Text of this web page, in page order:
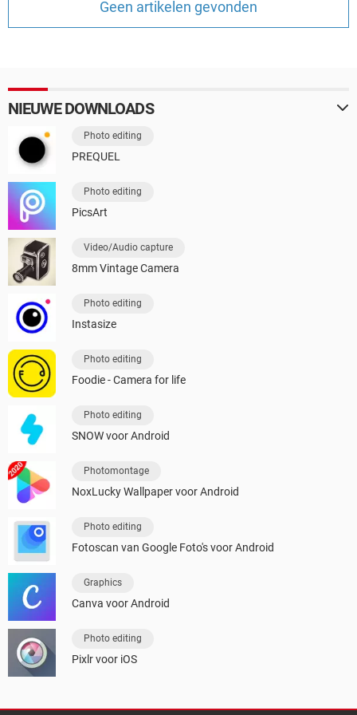
Geen artikelen gevonden
NIEUWE DOWNLOADS
Photo editing
PREQUEL
Photo editing
PicsArt
Video/Audio capture
8mm Vintage Camera
Photo editing
Instasize
Photo editing
Foodie - Camera for life
Photo editing
SNOW voor Android
Photomontage
NoxLucky Wallpaper voor Android
Photo editing
Fotoscan van Google Foto's voor Android
Graphics
Canva voor Android
Photo editing
Pixlr voor iOS